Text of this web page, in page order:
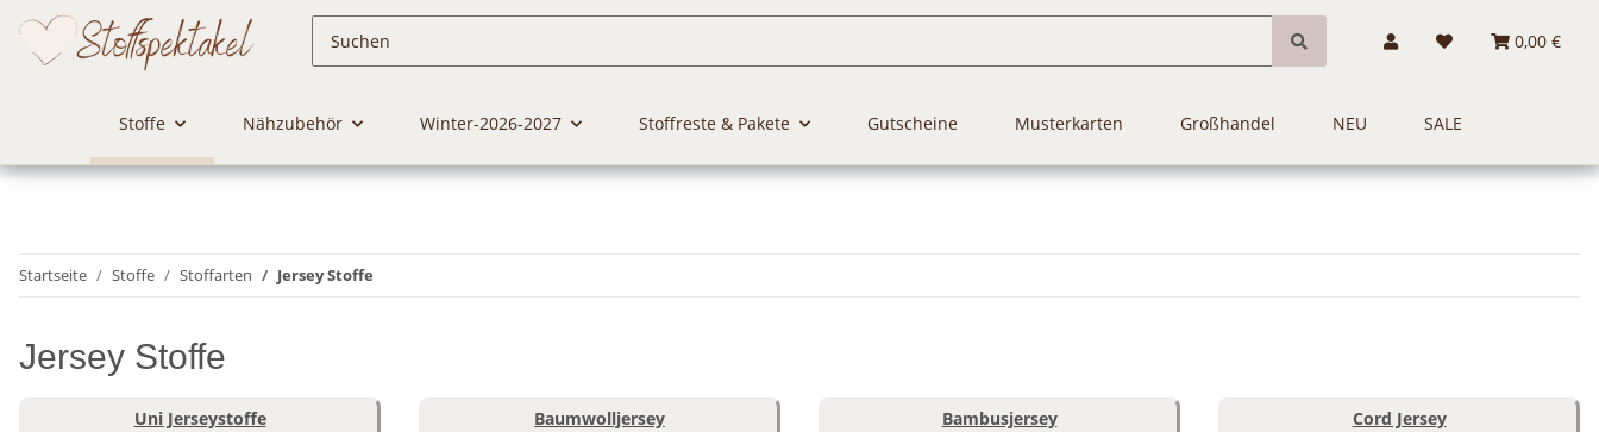
0,00 €
Stoffe Nähzubehör Winter-2026-2027 Stoffreste & Pakete Gutscheine Musterkarten Großhandel NEU SALE
Startseite Stoffe Stoffarten Jersey Stoffe
Jersey Stoffe
Uni Jerseystoffe Baumwolljersey Bambusjersey Cord Jersey